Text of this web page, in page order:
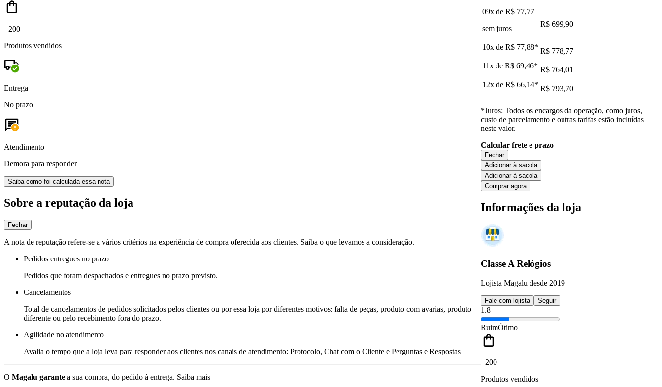
+200
Produtos vendidos
Entrega
No prazo
Atendimento
Demora para responder
Saiba como foi calculada essa nota
Sobre a reputação da loja
Fechar
A nota de reputação refere-se a vários critérios na experiência de compra oferecida aos clientes. Saiba o que levamos a consideração.
Pedidos entregues no prazo
Pedidos que foram despachados e entregues no prazo previsto.
Cancelamentos
Total de cancelamentos de pedidos solicitados pelos clientes ou por essa loja por diferentes motivos: falta de peças, produto com avarias, produto
diferente ou pelo recebimento fora do prazo.
Agilidade no atendimento
Avalia o tempo que a loja leva para responder aos clientes nos canais de atendimento: Protocolo, Chat com o Cliente e Perguntas e Respostas
O Magalu garante a sua compra, do pedido à entrega. Saiba mais
09x de R$ 77,77
sem juros
R$ 699,90
10x de R$ 77,88* R$ 778,77
11x de R$ 69,46* R$ 764,01
12x de R$ 66,14* R$ 793,70
*Juros: Todos os encargos da operação, como juros,
custo de parcelamento e outras tarifas estão incluídas
neste valor.
Calcular frete e prazo
Fechar
Adicionar à sacola
Adicionar à sacola
Comprar agora
Informações da loja
Classe A Relógios
Lojista Magalu desde 2019
Fale com lojista Seguir
1.8
RuimÓtimo
+200
Produtos vendidos